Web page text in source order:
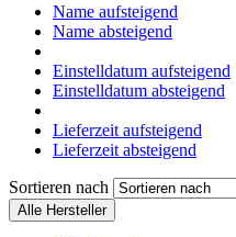
Name aufsteigend
Name absteigend
Einstelldatum aufsteigend
Einstelldatum absteigend
Lieferzeit aufsteigend
Lieferzeit absteigend
Sortieren nach
Alle Hersteller